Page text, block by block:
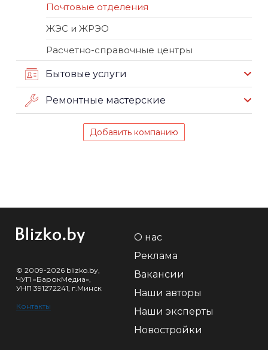
Почтовые отделения
ЖЭС и ЖРЭО
Расчетно-справочные центры
Бытовые услуги
Ремонтные мастерские
Добавить компанию
© 2009-2026 blizko.by,
ЧУП «БарокМедиа»,
УНП 391272241, г.Минск
Контакты
О нас
Реклама
Вакансии
Наши авторы
Наши эксперты
Новостройки